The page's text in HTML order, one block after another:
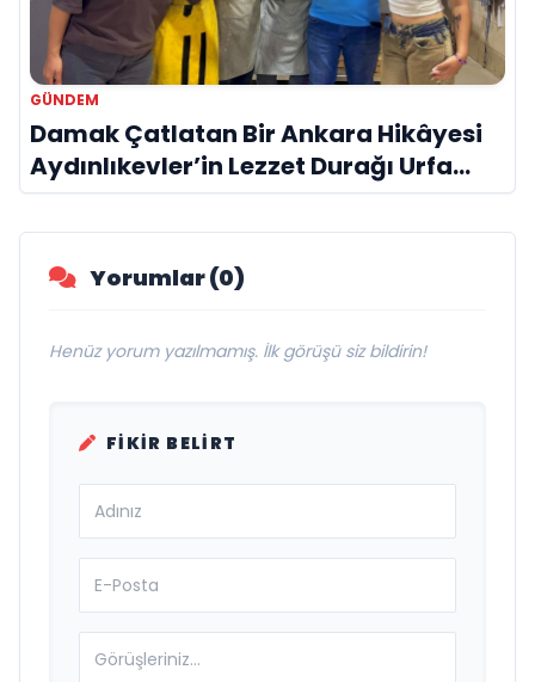
GÜNDEM
Damak Çatlatan Bir Ankara Hikâyesi
Aydınlıkevler’in Lezzet Durağı Urfa
Damak
Yorumlar (0)
Henüz yorum yazılmamış. İlk görüşü siz bildirin!
FIKIR BELIRT